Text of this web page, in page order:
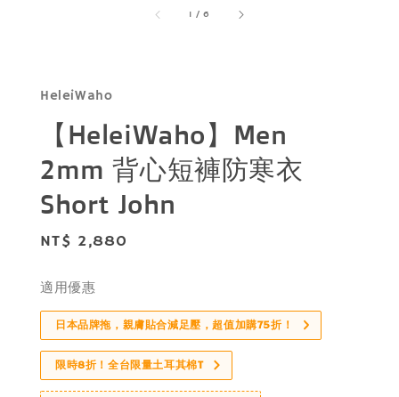
1 /6
HeleiWaho
【HeleiWaho】Men
2mm 背心短褲防寒衣
Short John
Regular
NT$ 2,880
適用優惠
日本品牌拖，親膚貼合減足壓，超值加購75折！
限時8折！全台限量土耳其棉T